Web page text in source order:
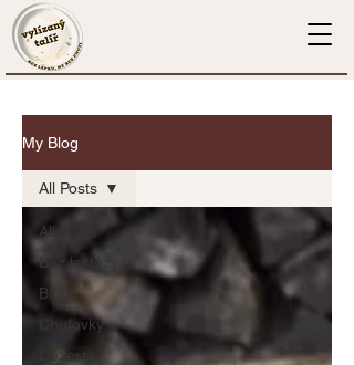
My Blog
All Posts
Bez laktózy
Blog
Chuťovky
Dezerty
All Posts